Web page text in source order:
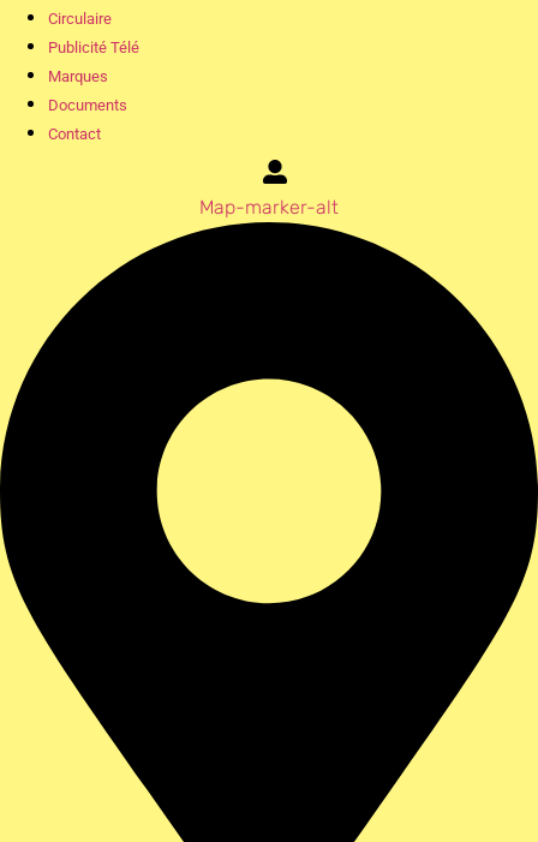
Circulaire
Publicité Télé
Marques
Documents
Contact
Map-marker-alt